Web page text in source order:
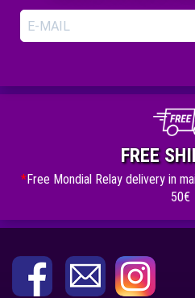
FREE
*Free Mondial Relay delivery in
50€